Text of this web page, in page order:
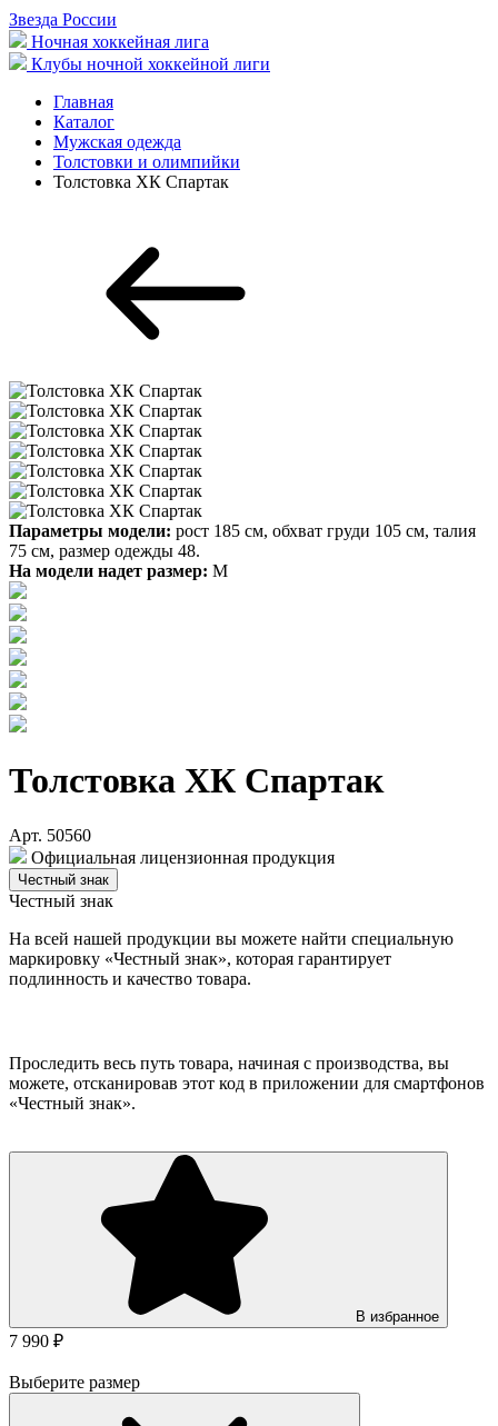
Звезда России
Ночная хоккейная лига
Клубы ночной хоккейной лиги
Главная
Каталог
Мужская одежда
Толстовки и олимпийки
Толстовка ХК Спартак
Параметры модели: рост 185 см, обхват груди 105 см, талия
75 см, размер одежды 48.
На модели надет размер: М
Толстовка ХК Спартак
Арт. 50560
Официальная лицензионная продукция
Честный знак
Честный знак
На всей нашей продукции вы можете найти специальную
маркировку «Честный знак», которая гарантирует
подлинность и качество товара.
Проследить весь путь товара, начиная с производства, вы
можете, отсканировав этот код в приложении для смартфонов
«Честный знак».
В избранное
7 990 ₽
Выберите размер